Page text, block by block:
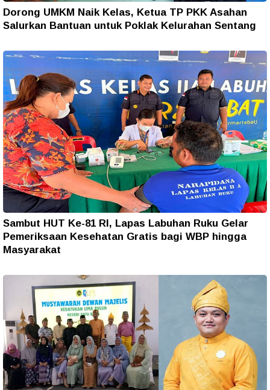
Dorong UMKM Naik Kelas, Ketua TP PKK Asahan
Salurkan Bantuan untuk Poklak Kelurahan Sentang
Sambut HUT Ke-81 RI, Lapas Labuhan Ruku Gelar
Pemeriksaan Kesehatan Gratis bagi WBP hingga
Masyarakat